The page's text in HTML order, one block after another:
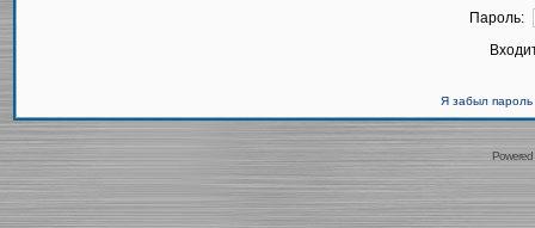
Пароль:
Я забыл пароль